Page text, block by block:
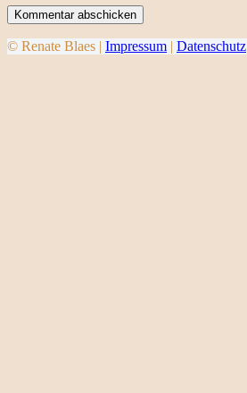
Kommentar abschicken
© Renate Blaes | Impressum | Datenschutz